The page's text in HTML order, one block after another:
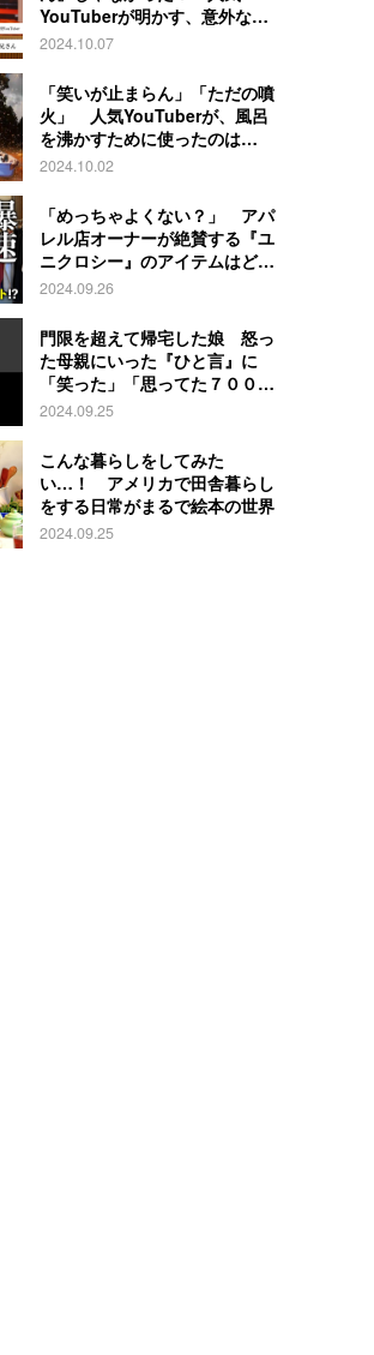
YouTuberが明かす、意外な過
去とは
2024.10.07
「笑いが止まらん」「ただの噴
火」 人気YouTuberが、風呂
を沸かすために使ったのは…
2024.10.02
「めっちゃよくない？」 アパ
レル店オーナーが絶賛する『ユ
ニクロシー』のアイテムはど
れ？
2024.09.26
門限を超えて帰宅した娘 怒っ
た母親にいった『ひと言』に
「笑った」「思ってた７００倍
特殊」
2024.09.25
こんな暮らしをしてみた
い…！ アメリカで田舎暮らし
をする日常がまるで絵本の世界
2024.09.25